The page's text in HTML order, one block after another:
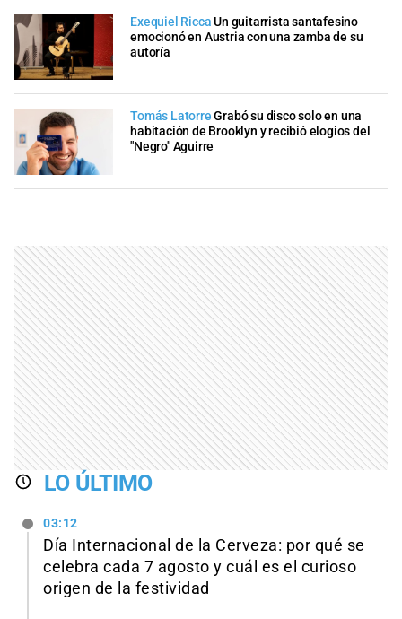
Exequiel RiccaUn guitarrista santafesino
emocionó en Austria con una zamba de su
autoría
Tomás Latorre Grabó su disco solo en una
habitación de Brooklyn y recibió elogios del
"Negro" Aguirre
LO ÚLTIMO
03:12
Día Internacional de la Cerveza: por qué se
celebra cada 7 agosto y cuál es el curioso
origen de la festividad